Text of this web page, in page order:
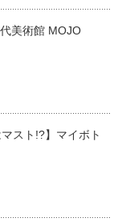
美術館 MOJO
スト!?】マイボト